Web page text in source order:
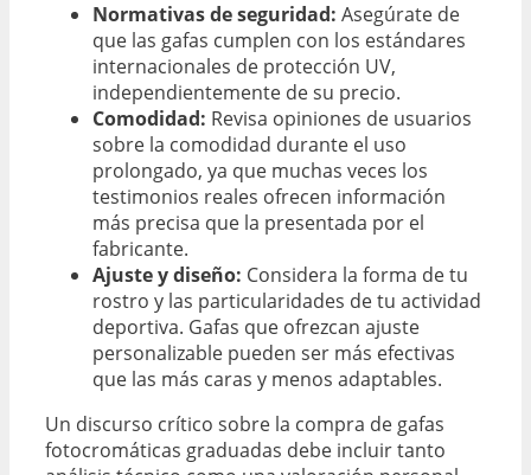
Normativas de seguridad: Asegúrate de
que las gafas cumplen con los estándares
internacionales de protección UV,
independientemente de su precio.
Comodidad: Revisa opiniones de usuarios
sobre la comodidad durante el uso
prolongado, ya que muchas veces los
testimonios reales ofrecen información
más precisa que la presentada por el
fabricante.
Ajuste y diseño: Considera la forma de tu
rostro y las particularidades de tu actividad
deportiva. Gafas que ofrezcan ajuste
personalizable pueden ser más efectivas
que las más caras y menos adaptables.
Un discurso crítico sobre la compra de gafas
fotocromáticas graduadas debe incluir tanto